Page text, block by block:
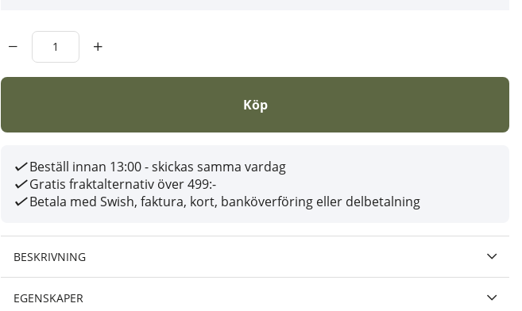
Köp
Beställ innan 13:00 - skickas samma vardag
Gratis fraktalternativ över 499:-
Betala med Swish, faktura, kort, banköverföring eller delbetalning
BESKRIVNING
EGENSKAPER